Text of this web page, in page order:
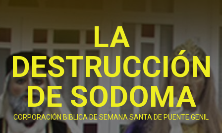
contenido
LA
DESTRUCCIÓN
DE SODOMA
CORPORACIÓN BIBLICA DE SEMANA SANTA DE PUENTE GENIL